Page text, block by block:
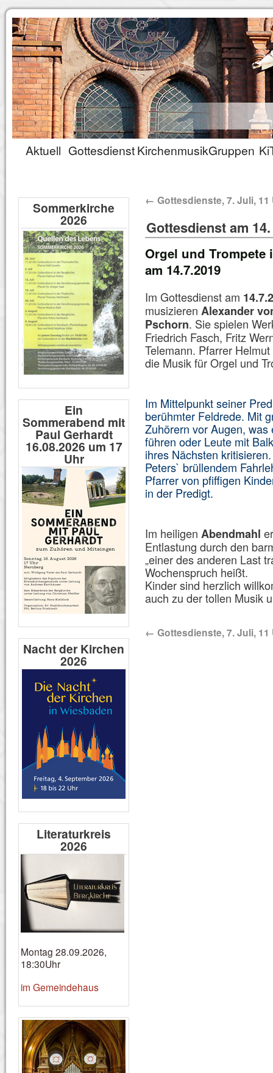
Aktuell GottesdienstKirchenmusikGruppen
← Gottesdienste, 7. Juli, 11
Gottesdienst am
Orgel und Trompete
am 14.7.2019
Im Gottesdienst am
musizieren Alexander
Pschorn. Sie spielen
Friedrich Fasch, Fritz
Telemann. Pfarrer
die Musik für Orgel und
Im Mittelpunkt seiner
berühmter Feldrede. Mit
Zuhörern vor Augen,
führen oder Leute mit
ihres Nächsten
Peters` brüllendem
Pfarrer von pfiffigen
in der Predigt.
Im heiligen Abendmahl
Entlastung durch den
„einer des anderen Last
Wochenspruch heißt.
Kinder sind herzlich
auch zu der tollen Musik
← Gottesdienste, 7. Juli, 11
Sommerkirche
2026
Ein
Sommerabend mit
Paul Gerhardt
16.08.2026 um 17
Uhr
Nacht der Kirchen
2026
Literaturkreis
2026
Montag 28.09.2026,
18:30Uhr
im Gemeindehaus